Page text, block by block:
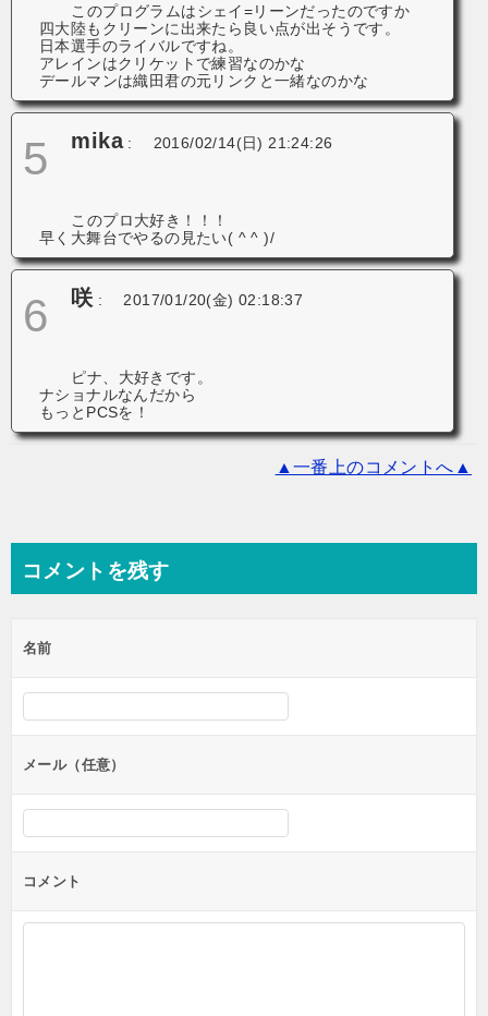
このプログラムはシェイ=リーンだったのですか
四大陸もクリーンに出来たら良い点が出そうです。
日本選手のライバルですね。
アレインはクリケットで練習なのかな
デールマンは織田君の元リンクと一緒なのかな
5 mika: 2016/02/14(日) 21:24:26
このプロ大好き！！！
早く大舞台でやるの見たい( ^ ^ )/
6 咲 : 2017/01/20(金) 02:18:37
ピナ、大好きです。
ナショナルなんだから
もっとPCSを！
▲一番上のコメントへ▲
コメントを残す
名前
メール（任意）
コメント